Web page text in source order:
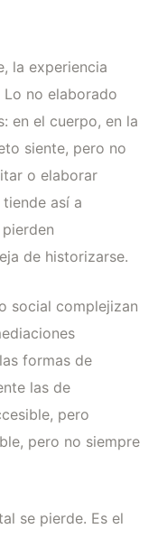
la experiencia
no elaborado
en el cuerpo, en la
siente, pero no
o elaborar
así a
de historizarse.
social complejizan
formas de
las de
pero
pero no siempre
se pierde. Es el